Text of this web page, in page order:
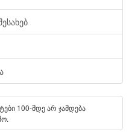
100-მდე არ ჯამდება